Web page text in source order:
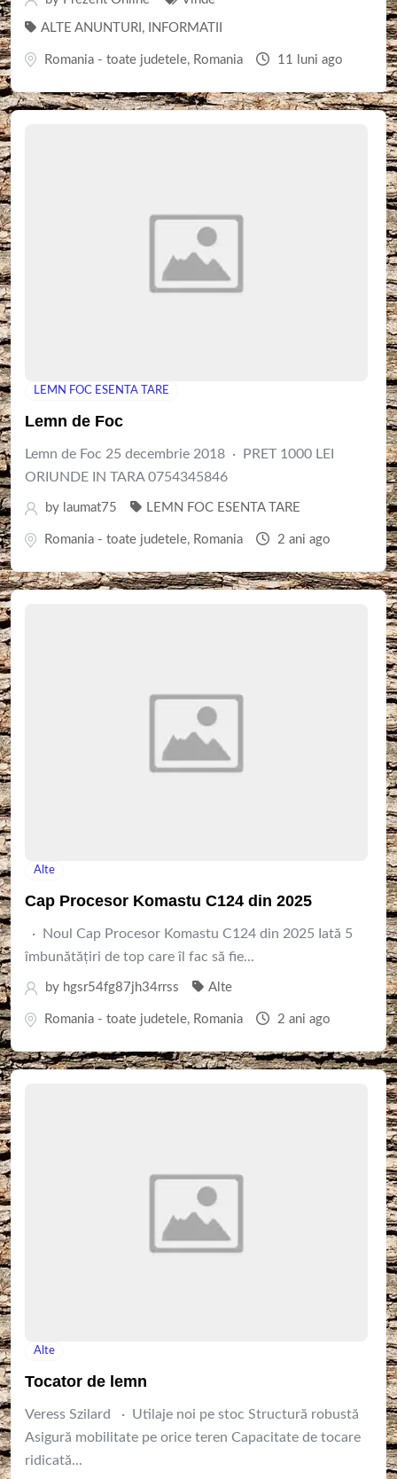
ALTE ANUNTURI , INFORMATII
Romania - toate judetele, Romania 11 luni ago
LEMN FOC ESENTA TARE
Lemn de Foc
Lemn de Foc 25 decembrie 2018 · PRET 1000 LEI
ORIUNDE IN TARA 0754345846
by laumat75 LEMN FOC ESENTA TARE
Romania - toate judetele, Romania 2 ani ago
Alte
Cap Procesor Komastu C124 din 2025
· Noul Cap Procesor Komastu C124 din 2025 Iată 5
îmbunătățiri de top care îl fac să fie...
by hgsr54fg87jh34rrss Alte
Romania - toate judetele, Romania 2 ani ago
Alte
Tocator de lemn
Veress Szilard · Utilaje noi pe stoc Structură robustă
Asigură mobilitate pe orice teren Capacitate de tocare
ridicată...